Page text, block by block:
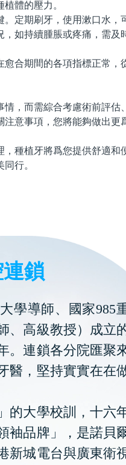
體的壓力。
定期刷牙，使用漱口水，
如持續腫脹或疼痛，需及
合期間的各項指標正常，
而需綜合考慮術前評估
意事項，您將能夠做出更
種植牙將爲您提供舒適和
行。
鎖
學導師、國家985
、高級教授）成立
。連鎖各分院匯聚
醫，堅持實實在在
的大學校訓，十六
袖品牌」，是諾貝
新城電台與廣東衛